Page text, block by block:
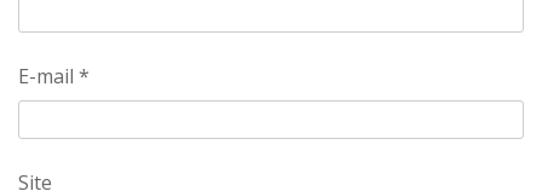
E-mail *
Site